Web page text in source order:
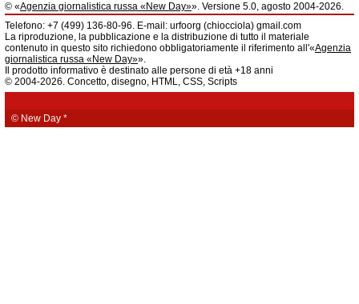
© «Agenzia giornalistica russa «New Day»». Versione 5.0, agosto 2004-2026.
Informazioni
Agenzia giornalistica russa «New Day» registrata dal Servizio federale di
telecomunicazioni, tecnologie informatiche e mass media della Federazione
Russa. Certificato di registrazione dei mass media: EL № FS 77 - 61044 del 5
marzo 2015.
Fondatore: «New Day» S.r.l., indirizzo di redazione: 620014, città di
Ekaterinburgo, via Radišev, pal.6, scala «А», uff. 1104.
fornisce informazioni.
Telefono: +7 (499) 136-80-96. E-mail: urfoorg (chiocciola) gmail.com
La riproduzione, la pubblicazione e la distribuzione di tutto il materiale
contenuto in questo sito richiedono obbligatoriamente il riferimento all'«Agenzia
giornalistica russa «New Day»».
Il prodotto informativo è destinato alle persone di età +18 anni
© 2004-2026. Concetto, disegno, HTML, CSS, Scripts
© New Day *